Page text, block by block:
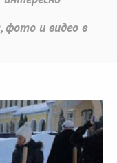
фото и видео в